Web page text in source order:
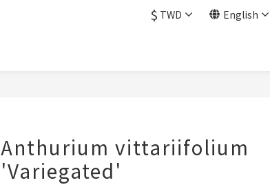
$ TWD English
Anthurium vittariifolium
'Variegated'